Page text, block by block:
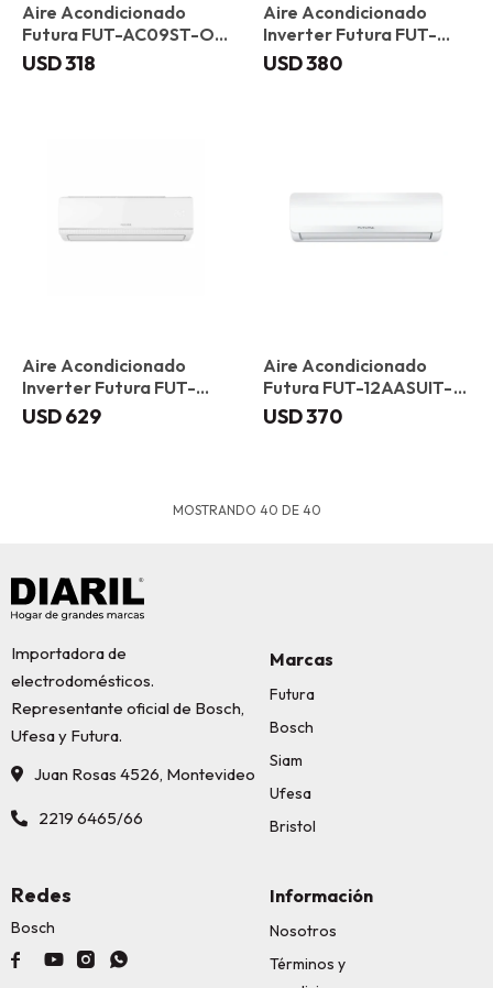
Aire Acondicionado
Futura FUT-AC09ST-ON
9000 BTU
USD318
Aire Acondicionado
Inverter Futura FUT-
AC09ST-INV 9000 BTU
USD380
Aire Acondicionado
Inverter Futura FUT-
AC18ST-INV 18000 BTU
USD629
Aire Acondicionado
Futura FUT-12AASUIT-
ON 12000 BTU
USD370
MOSTRANDO 40 DE 40
Importadora de
electrodomésticos.
Representante oficial de Bosch,
Ufesa y Futura.
Juan Rosas 4526, Montevideo
2219 6465/66
Marcas
Futura
Bosch
Siam
Ufesa
Bristol
Información
Nosotros
Términos y
Redes
Bosch
   